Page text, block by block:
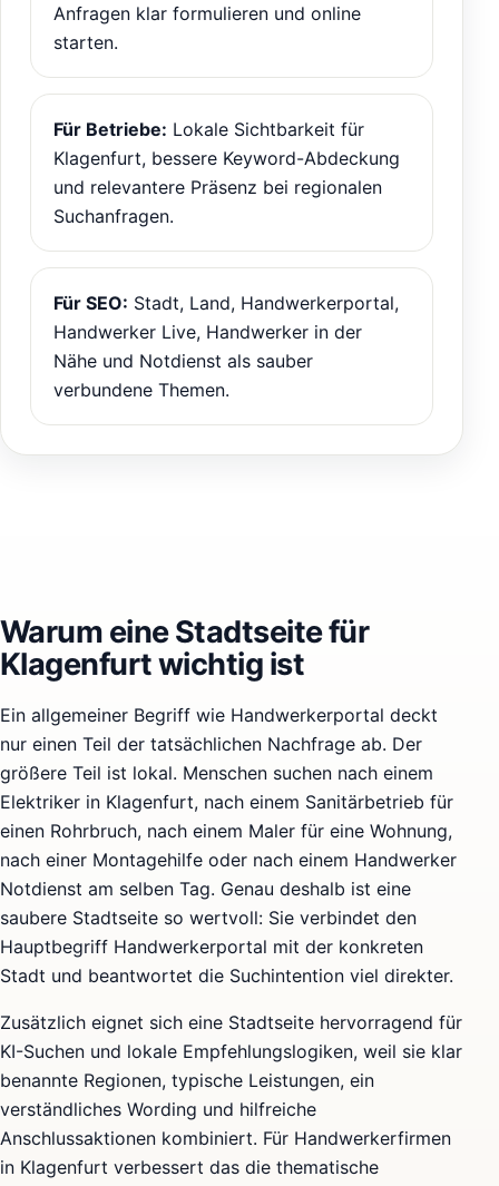
Anfragen klar formulieren und online
starten.
Für Betriebe: Lokale Sichtbarkeit für
Klagenfurt, bessere Keyword-Abdeckung
und relevantere Präsenz bei regionalen
Suchanfragen.
Für SEO: Stadt, Land, Handwerkerportal,
Handwerker Live, Handwerker in der
Nähe und Notdienst als sauber
verbundene Themen.
Warum eine Stadtseite für
Klagenfurt wichtig ist
Ein allgemeiner Begriff wie Handwerkerportal deckt
nur einen Teil der tatsächlichen Nachfrage ab. Der
größere Teil ist lokal. Menschen suchen nach einem
Elektriker in Klagenfurt, nach einem Sanitärbetrieb für
einen Rohrbruch, nach einem Maler für eine Wohnung,
nach einer Montagehilfe oder nach einem Handwerker
Notdienst am selben Tag. Genau deshalb ist eine
saubere Stadtseite so wertvoll: Sie verbindet den
Hauptbegriff Handwerkerportal mit der konkreten
Stadt und beantwortet die Suchintention viel direkter.
Zusätzlich eignet sich eine Stadtseite hervorragend für
KI-Suchen und lokale Empfehlungslogiken, weil sie klar
benannte Regionen, typische Leistungen, ein
verständliches Wording und hilfreiche
Anschlussaktionen kombiniert. Für Handwerkerfirmen
in Klagenfurt verbessert das die thematische